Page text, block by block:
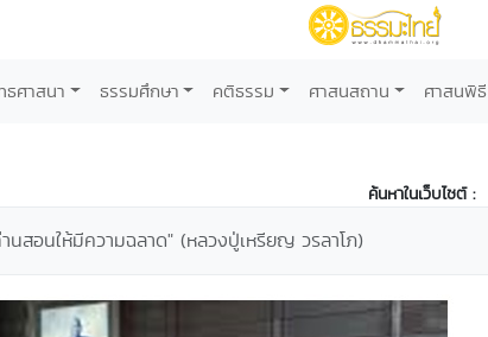
ศาสนา ธรรมศึกษา คติธรรม ศาสนสถาน ศาสนพิธี
ค้นหาในเว็บไซต์ :
นสอนให้มีความฉลาด" (หลวงปู่เหรียญ วรลาโภ)